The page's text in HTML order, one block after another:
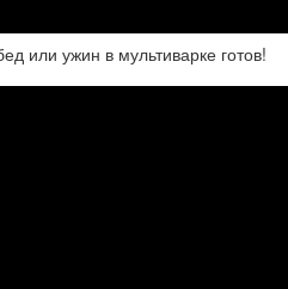
или ужин в мультиварке готов!